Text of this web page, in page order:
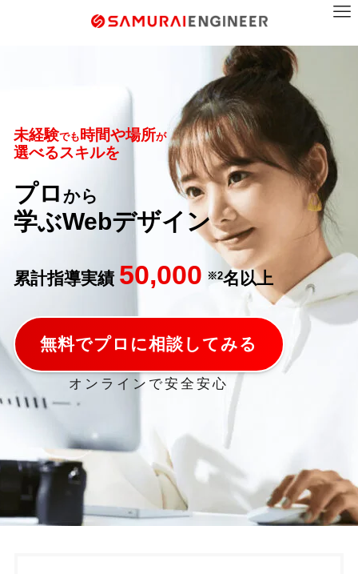
未経験でも時間や場所が
選べるスキルを
プロから
学ぶWebデザイン
累計指導実績 50,000 ※2名以上
無料でプロに相談してみる
オンラインで安全安心